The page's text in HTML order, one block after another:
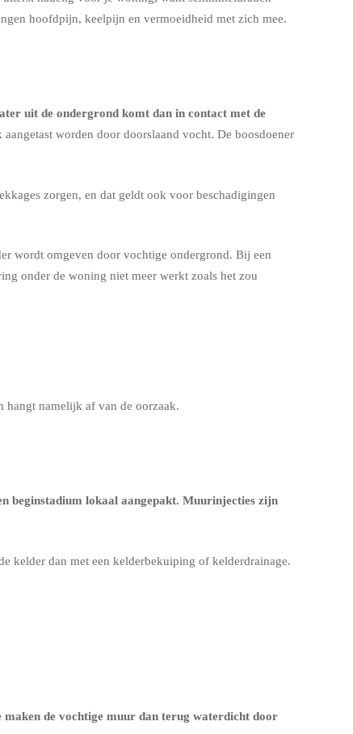
hoofdpijn, keelpijn en vermoeidheid met zich mee.
uit de ondergrond komt dan in contact met de
worden door doorslaand vocht. De boosdoener
zorgen, en dat geldt ook voor beschadigingen
wordt omgeven door vochtige ondergrond. Bij een
onder de woning niet meer werkt zoals het zou
hangt namelijk af van de oorzaak.
beginstadium lokaal aangepakt. Muurinjecties zijn
kelder dan met een kelderbekuiping of kelderdrainage.
de vochtige muur dan terug waterdicht door